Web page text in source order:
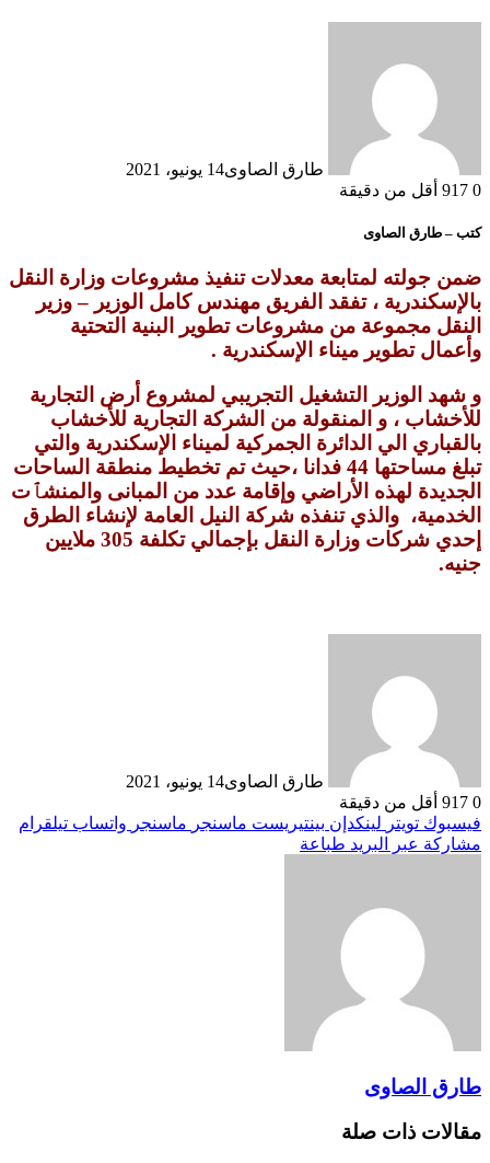
طارق الصاوى14 يونيو، 2021
0
أقل من دقيقة
كتب – طارق الصاوى
ضمن جولته لمتابعة معدلات تنفيذ مشروعات وزارة النقل
بالإسكندرية ، تفقد الفريق مهندس كامل الوزير – وزير
النقل مجموعة من مشروعات تطوير البنية التحتية
وأعمال تطوير ميناء الإسكندرية .
و شهد الوزير التشغيل التجريبي لمشروع أرض التجارية
للأخشاب ، و المنقولة من الشركة التجارية للأخشاب
بالقباري الي الدائرة الجمركية لميناء الإسكندرية والتي
تبلغ مساحتها 44 فدانا ،حيث تم تخطيط منطقة الساحات
الجديدة لهذه الأراضي وإقامة عدد من المبانى والمنشٱت
الخدمية، والذي تنفذه شركة النيل العامة لإنشاء الطرق
إحدي شركات وزارة النقل بإجمالي تكلفة 305 ملايين
جنيه.
طارق الصاوى14 يونيو، 2021
0
أقل من دقيقة
فيسبوك تويتر لينكدإن بينتيريست ماسنجر ماسنجر واتساب تيلقرام
مشاركة عبر البريد طباعة
طارق الصاوى
مقالات ذات صلة